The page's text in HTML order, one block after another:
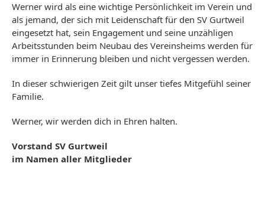
Werner wird als eine wichtige Persönlichkeit im Verein und
als jemand, der sich mit Leidenschaft für den SV Gurtweil
eingesetzt hat, sein Engagement und seine unzähligen
Arbeitsstunden beim Neubau des Vereinsheims werden für
immer in Erinnerung bleiben und nicht vergessen werden.
In dieser schwierigen Zeit gilt unser tiefes Mitgefühl seiner
Familie.
Werner, wir werden dich in Ehren halten.
Vorstand SV Gurtweil
im Namen aller Mitglieder